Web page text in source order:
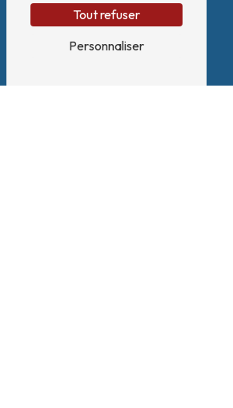
Tout refuser
Personnaliser